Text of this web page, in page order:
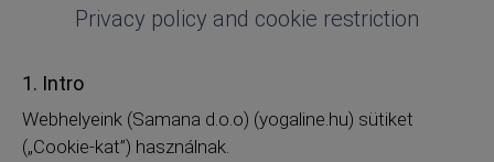
Privacy policy and cookie restriction
1. Intro
Webhelyeink (Samana d.o.o) (yogaline.hu) sütiket
(„Cookie-kat”) használnak.